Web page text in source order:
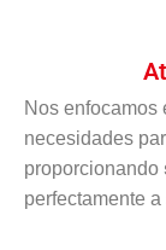
Nos enfocamos
necesidades
proporcionando
perfectamente